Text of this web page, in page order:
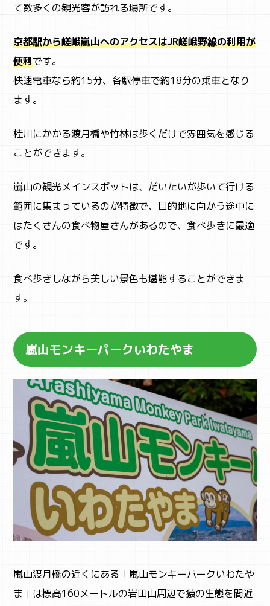
キャンプ・自然体験
CAMP
て数多くの観光客が訪れる場所です。
京都駅から嵯峨嵐山へのアクセスはJR嵯峨野線の利用が
便利です。
快速電車なら約15分、各駅停車で約18分の乗車となり
ます。
桂川にかかる渡月橋や竹林は歩くだけで雰囲気を感じる
ことができます。
嵐山の観光メインスポットは、だいたいが歩いて行ける
範囲に集まっているのが特徴で、目的地に向かう途中に
はたくさんの食べ物屋さんがあるので、食べ歩きに最適
です。
食べ歩きしながら美しい景色も堪能することができま
す。
嵐山モンキーパークいわたやま
嵐山渡月橋の近くにある「嵐山モンキーパークいわたや
ま」は標高160メートルの岩田山周辺で猿の生態を間近